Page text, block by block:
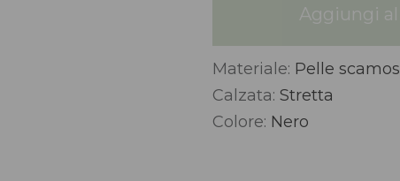
Aggiungi
Alternative:
Materiale: Pelle
Calzata: Stretta
Colore: Nero